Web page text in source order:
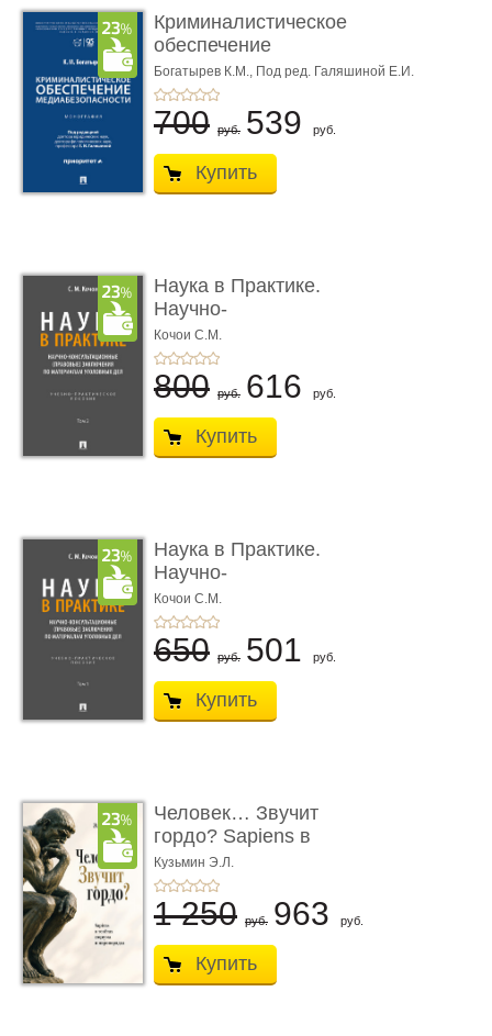
Криминалистическое
обеспечение
медиабезопас� ...
Богатырев К.М., Под ред. Галяшиной Е.И.
700 руб. 539 руб.
Купить
Наука в Практике.
Научно-
консультационные (пра
...
Кочои С.М.
800 руб. 616 руб.
Купить
Наука в Практике.
Научно-
консультационные (пра
...
Кочои С.М.
650 руб. 501 руб.
Купить
Человек… Звучит
гордо? Sapiens в
тенётах социума � ...
Кузьмин Э.Л.
1 250 руб. 963 руб.
Купить